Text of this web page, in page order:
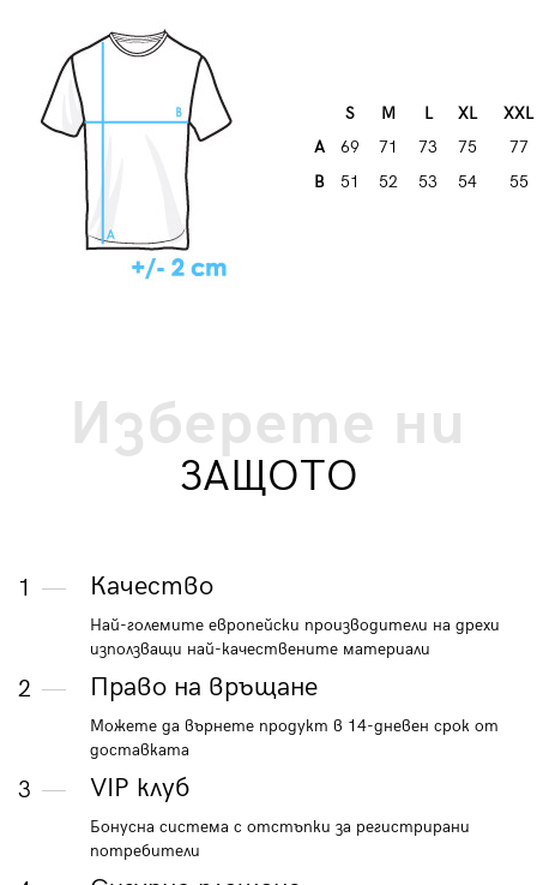
S M L XL
XXL
A
69 71 73 75
77
B
51 52 53 54 55
Изберете ни
ЗАЩОТО
1 Качество
Най-големите европейски производители на дрехи
използващи най-качествените материали
2 Право на връщане
Можете да върнете продукт в 14-дневен срок от
доставката
3 VIP клуб
Бонусна система с отстъпки за регистрирани
потребители